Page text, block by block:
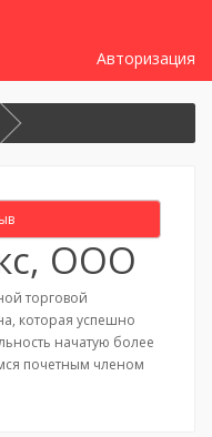
Авторизация
ООО
торговой
которая успешно
начатую более
почетным членом